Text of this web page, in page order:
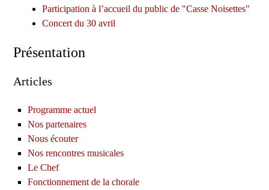
Participation à l’accueil du public de "Casse Noisettes"
Concert du 30 avril
Présentation
Articles
Programme actuel
Nos partenaires
Nous écouter
Nos rencontres musicales
Le Chef
Fonctionnement de la chorale